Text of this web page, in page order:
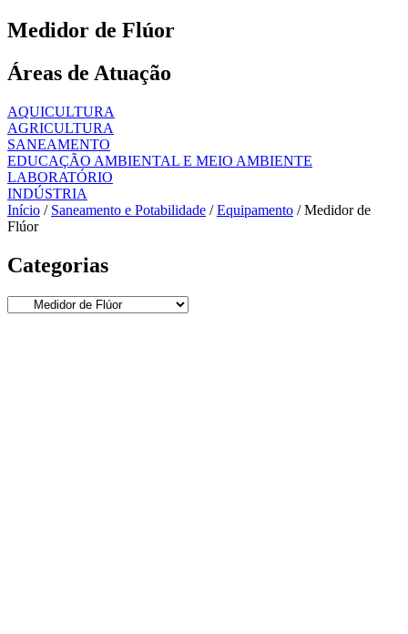
Medidor de Flúor
Áreas de Atuação
AQUICULTURA
AGRICULTURA
SANEAMENTO
EDUCAÇÃO AMBIENTAL E MEIO AMBIENTE
LABORATÓRIO
INDÚSTRIA
Início / Saneamento e Potabilidade /Equipamento / Medidor de
Flúor
Categorias